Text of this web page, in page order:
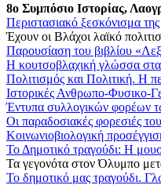
8ο Συμπόσιο Ιστορίας,
Περιστασιακό ξεσκόνισμα
Έχουν οι Βλάχοι λαϊκό
Παρουσίαση του βιβλίου
Η κουτσοβλαχική γλώσσα
Πολιτισμός και Πολιτική. Η
Ιστορικές Ανθρωπο-Φυσικο-
Έντυπα συλλογικών φορέων
Οι παραδοσιακές φορεσιές
Κοινωνιοβιολογική
Το Δημοτικό τραγούδι: Η
Τα γεγονότα στον Όλυμπο
Το δημοτικό μας τραγούδι.